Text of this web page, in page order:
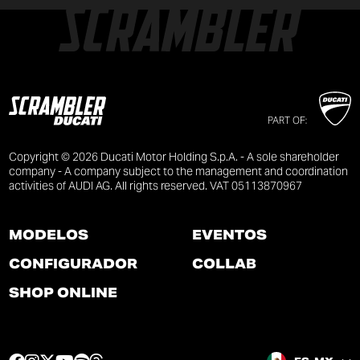
PART OF:
Copyright © 2026 Ducati Motor Holding S.p.A. - A sole shareholder
company - A company subject to the management and coordination
activities of AUDI AG. All rights reserved. VAT 05113870967
MODELOS
CONFIGURADOR
SHOP ONLINE
EVENTOS
COLLAB